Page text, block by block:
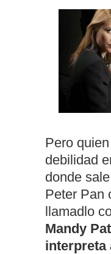
Pero
debilidad
donde
Peter Pan
llamadlo
Mandy
interpreta